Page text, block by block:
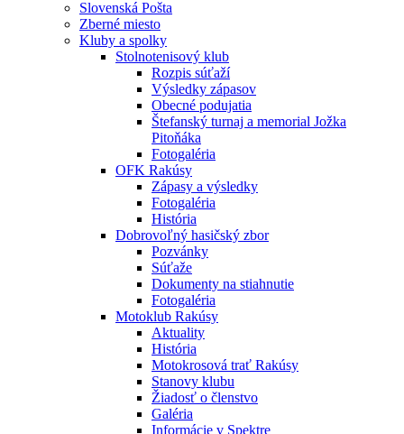
Slovenská Pošta
Zberné miesto
Kluby a spolky
Stolnotenisový klub
Rozpis súťaží
Výsledky zápasov
Obecné podujatia
Štefanský turnaj a memorial Jožka
Pitoňáka
Fotogaléria
OFK Rakúsy
Zápasy a výsledky
Fotogaléria
História
Dobrovoľný hasičský zbor
Pozvánky
Súťaže
Dokumenty na stiahnutie
Fotogaléria
Motoklub Rakúsy
Aktuality
História
Motokrosová trať Rakúsy
Stanovy klubu
Žiadosť o členstvo
Galéria
Informácie v Spektre